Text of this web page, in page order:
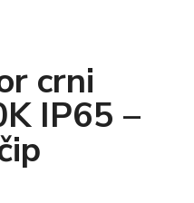
crni
IP65 –